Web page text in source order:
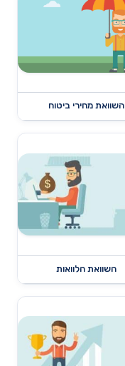
השוואת מחירי ביטוח
השוואת הלוואות